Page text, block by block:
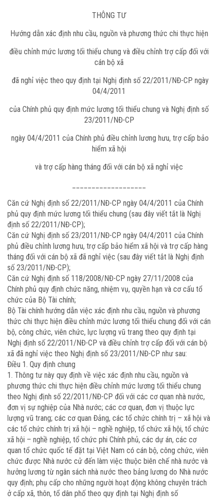
THÔNG TƯ
Hướng dẫn xác định nhu cầu, nguồn và phương thức chi thực hiện
điều chỉnh mức lương tối thiểu chung và điều chỉnh trợ cấp đối với
cán bộ xã
đã nghỉ việc theo quy định tại Nghị định số 22/2011/NĐ-CP ngày
04/4/2011
của Chính phủ quy định mức lương tối thiểu chung và Nghị định số
23/2011/NĐ-CP
ngày 04/4/2011 của Chính phủ điều chỉnh lương hưu, trợ cấp bảo
hiểm xã hội
và trợ cấp hàng tháng đối với cán bộ xã nghỉ việc
Căn cứ Nghị định số 22/2011/NĐ-CP ngày 04/4/2011 của Chính
phủ quy định mức lương tối thiểu chung (sau đây viết tắt là Nghị
định số 22/2011/NĐ-CP);
Căn cứ Nghị định số 23/2011/NĐ-CP ngày 04/4/2011 của Chính
phủ điều chỉnh lương hưu, trợ cấp bảo hiểm xã hội và trợ cấp hàng
tháng đối với cán bộ xã đã nghỉ việc (sau đây viết tắt là Nghị định
số 23/2011/NĐ-CP);
Căn cứ Nghị định số 118/2008/NĐ-CP ngày 27/11/2008 của
Chính phủ quy định chức năng, nhiệm vụ, quyền hạn và cơ cấu tổ
chức của Bộ Tài chính;
Bộ Tài chính hướng dẫn việc xác định nhu cầu, nguồn và phương
thức chi thực hiện điều chỉnh mức lương tối thiểu chung đối với cán
bộ, công chức, viên chức, lực lượng vũ trang theo quy định tại
Nghị định số 22/2011/NĐ-CP và điều chỉnh trợ cấp đối với cán bộ
xã đã nghỉ việc theo Nghị định số 23/2011/NĐ-CP như sau:
Điều 1. Quy định chung
1. Thông tư này quy định về việc xác định nhu cầu, nguồn và
phương thức chi thực hiện điều chỉnh mức lương tối thiểu chung
theo Nghị định số 22/2011/NĐ-CP đối với các cơ quan nhà nước,
đơn vị sự nghiệp của Nhà nước; các cơ quan, đơn vị thuộc lực
lượng vũ trang; các cơ quan Đảng, các tổ chức chính trị – xã hội và
các tổ chức chính trị xã hội – nghề nghiệp, tổ chức xã hội, tổ chức
xã hội – nghề nghiệp, tổ chức phi Chính phủ, các dự án, các cơ
quan tổ chức quốc tế đặt tại Việt Nam có cán bộ, công chức, viên
chức được Nhà nước cử đến làm việc thuộc biên chế nhà nước và
hưởng lương từ ngân sách nhà nước theo bảng lương do Nhà nước
quy định; phụ cấp cho những người hoạt động không chuyên trách
ở cấp xã, thôn, tổ dân phố theo quy định tại Nghị định số